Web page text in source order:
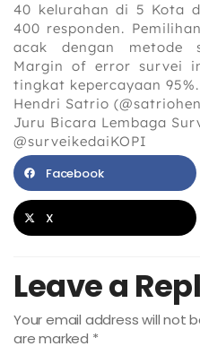
40 kelurahan di 5 Kota
400 responden.
acak dengan metode
Margin of error survei
tingkat kepercayaan 95%.
Hendri Satrio
Juru Bicara Lembaga
@surveikedaiKOPI
Facebook
X
Leave a
Your email address will not
are marked *